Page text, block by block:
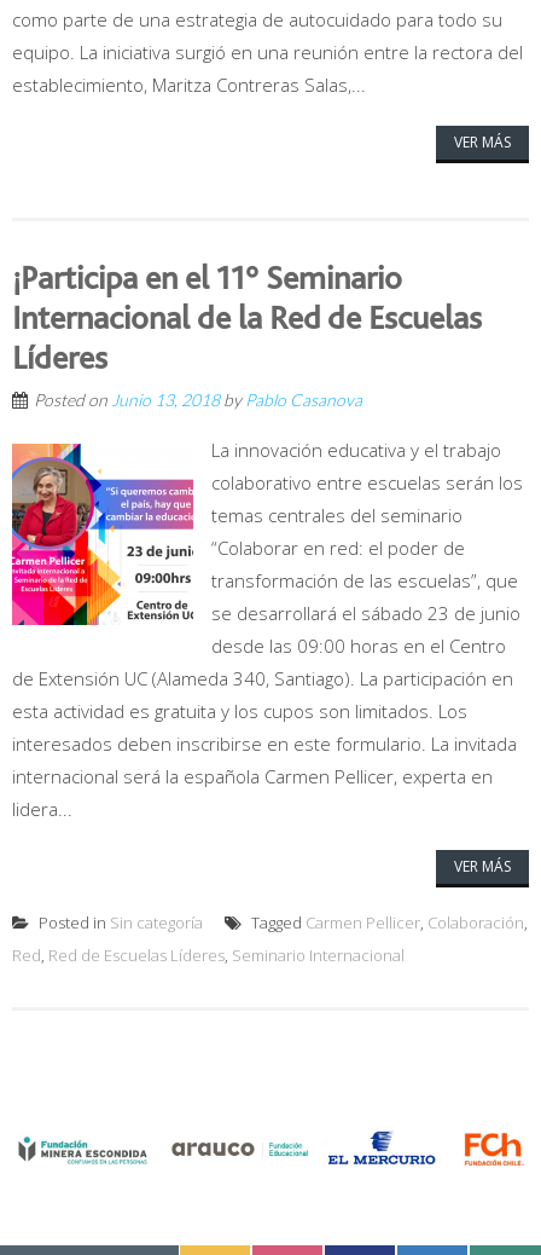
como parte de una estrategia de autocuidado para todo su
equipo. La iniciativa surgió en una reunión entre la rectora del
establecimiento, Maritza Contreras Salas,...
VER MÁS
¡Participa en el 11° Seminario
Internacional de la Red de Escuelas
Líderes
Posted on Junio 13, 2018by Pablo Casanova
La innovación educativa y el trabajo
colaborativo entre escuelas serán los
temas centrales del seminario
“Colaborar en red: el poder de
transformación de las escuelas”, que
se desarrollará el sábado 23 de junio
desde las 09:00 horas en el Centro
de Extensión UC (Alameda 340, Santiago). La participación en
esta actividad es gratuita y los cupos son limitados. Los
interesados deben inscribirse en este formulario. La invitada
internacional será la española Carmen Pellicer, experta en
lidera...
VER MÁS
Posted in Sin categoría Tagged Carmen Pellicer, Colaboración,
Red, Red de Escuelas Líderes, Seminario Internacional